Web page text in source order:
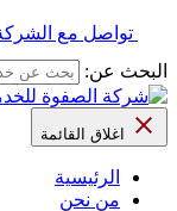
تواصل مع
البحث عن:
اغلاق القائمة
الرئيسية
من نحن